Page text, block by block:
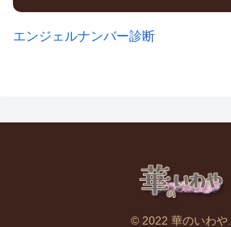
エンジェルナンバー診断
© 2022 華のいわや.